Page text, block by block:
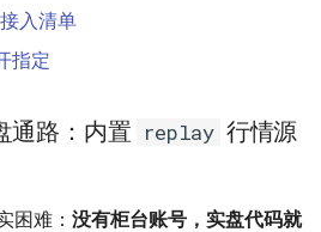
入清单
指定
通路：内置 replay 行情源
困难： 没有柜台账号，实盘代码就